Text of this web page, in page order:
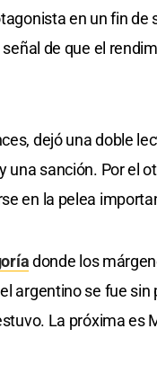
en un fin
de que el
dejó una doble
una sanción. Por el
en la pelea
donde los
argentino se fue
La próxima es